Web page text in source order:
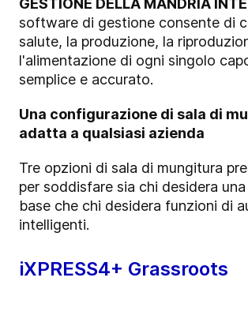
GESTIONE DELLA MANDRIA
software di gestione consente di
salute, la produzione, la
l'alimentazione di ogni singolo
semplice e accurato.
Una configurazione di sala di
adatta a qualsiasi azienda
Tre opzioni di sala di mungitura
per soddisfare sia chi desidera
base che chi desidera funzioni di
intelligenti.
iXPRESS4+ Grassroots